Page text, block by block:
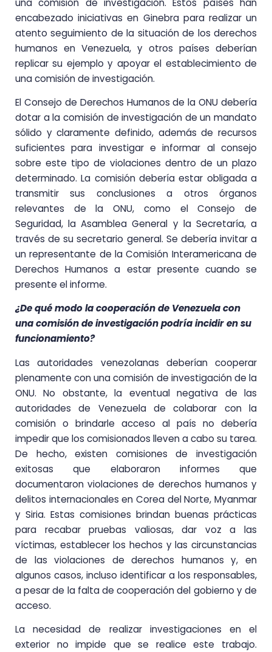
encabezado iniciativas en Ginebra para realizar un
atento seguimiento de la situación de los derechos
humanos en Venezuela, y otros países deberían
replicar su ejemplo y apoyar el establecimiento de
una comisión de investigación.
El Consejo de Derechos Humanos de la ONU debería
dotar a la comisión de investigación de un mandato
sólido y claramente definido, además de recursos
suficientes para investigar e informar al consejo
sobre este tipo de violaciones dentro de un plazo
determinado. La comisión debería estar obligada a
transmitir sus conclusiones a otros órganos
relevantes de la ONU, como el Consejo de
Seguridad, la Asamblea General y la Secretaría, a
través de su secretario general. Se debería invitar a
un representante de la Comisión Interamericana de
Derechos Humanos a estar presente cuando se
presente el informe.
¿De qué modo la cooperación de Venezuela con
una comisión de investigación podría incidir en su
funcionamiento?
Las autoridades venezolanas deberían cooperar
plenamente con una comisión de investigación de la
ONU. No obstante, la eventual negativa de las
autoridades de Venezuela de colaborar con la
comisión o brindarle acceso al país no debería
impedir que los comisionados lleven a cabo su tarea.
De hecho, existen comisiones de investigación
exitosas que elaboraron informes que
documentaron violaciones de derechos humanos y
delitos internacionales en Corea del Norte, Myanmar
y Siria. Estas comisiones brindan buenas prácticas
para recabar pruebas valiosas, dar voz a las
víctimas, establecer los hechos y las circunstancias
de las violaciones de derechos humanos y, en
algunos casos, incluso identificar a los responsables,
a pesar de la falta de cooperación del gobierno y de
acceso.
La necesidad de realizar investigaciones en el
exterior no impide que se realice este trabajo.